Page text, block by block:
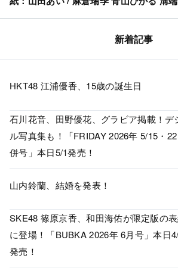
新着記事
HKT48 江浦優香、15歳の誕生日
石川花音、田野優花、グラビア掲載！デ
ル写真集も！「FRIDAY 2026年 5/15・
併号」本日5/1発売！
山内鈴蘭、結婚を発表！
SKE48 篠原京香、和田海佑が限定版の
に登場！「BUBKA 2026年 6月号」本日
発売！